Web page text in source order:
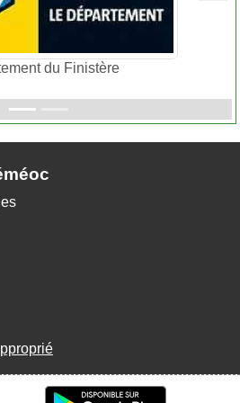
du Finistère